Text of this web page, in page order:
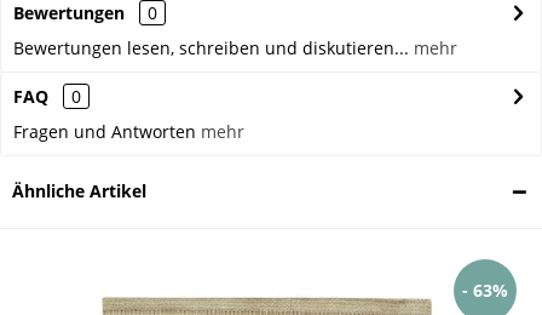
Bewertungen
0
Bewertungen lesen, schreiben und diskutieren... mehr
FAQ
0
Fragen und Antworten mehr
Ähnliche Artikel
- 63%